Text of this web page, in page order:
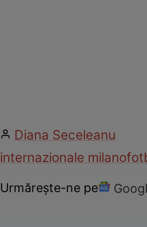
Diana Seceleanu
internazionale milano
Urmărește-ne pe